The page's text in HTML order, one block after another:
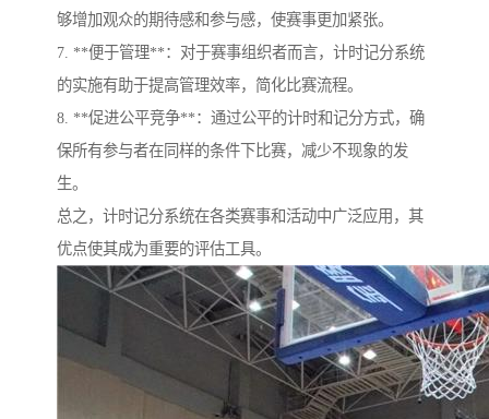
够增加观众的期待感和参与感，使赛事更加紧张。
7. **便于管理**：对于赛事组织者而言，计时记分系统
的实施有助于提高管理效率，简化比赛流程。
8. **促进公平竞争**：通过公平的计时和记分方式，确
保所有参与者在同样的条件下比赛，减少不现象的发
生。
总之，计时记分系统在各类赛事和活动中广泛应用，其
优点使其成为重要的评估工具。